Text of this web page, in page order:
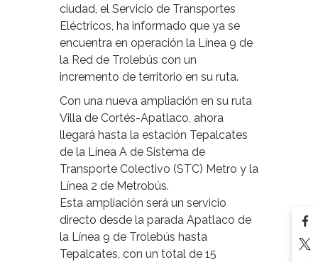
ciudad, el Servicio de Transportes
Eléctricos, ha informado que ya se
encuentra en operación la Línea 9 de
la Red de Trolebús con un
incremento de territorio en su ruta.
Con una nueva ampliación en su ruta
Villa de Cortés-Apatlaco, ahora
llegará hasta la estación Tepalcates
de la Línea A de Sistema de
Transporte Colectivo (STC) Metro y la
Línea 2 de Metrobús.
Esta ampliación será un servicio
directo desde la parada Apatlaco de
la Línea 9 de Trolebús hasta
Tepalcates, con un total de 15